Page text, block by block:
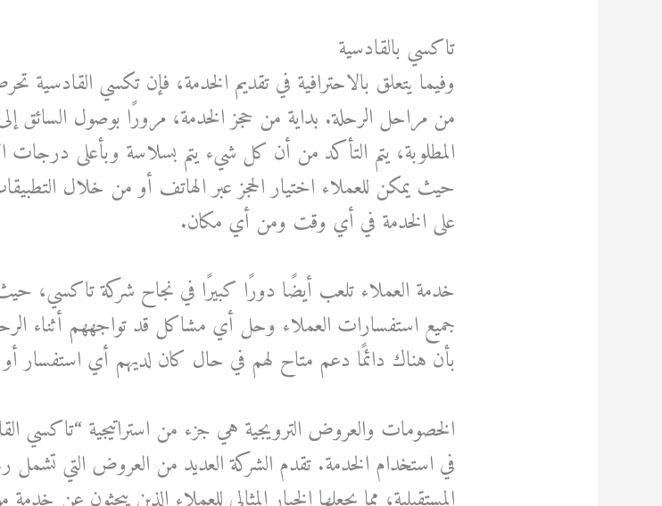
تاكسي بالقادسية
وفيما يتعلق بالاحترافية في تقديم الخدمة، فإن تكسي
من مراحل الرحلة. بداية من حجز الخدمة، مرورًا بوصول السائق
المطلوبة، يتم التأكد من أن كل شيء يتم بسلاسة وبأعلى درجات
حيث يمكن للعملاء اختيار الحجز عبر الهاتف أو من خلال
على الخدمة في أي وقت ومن أي مكان.
خدمة العملاء تلعب أيضًا دورًا كبيرًا في نجاح شركة تاكسي، حيث
جميع استفسارات العملاء وحل أي مشاكل قد تواجههم أثناء
بأن هناك دائمًا دعم متاح لهم في حال كان لديهم أي استفسار
الخصومات والعروض الترويجية هي جزء من استراتيجية “تاكسي
في استخدام الخدمة. تقدم الشركة العديد من العروض التي